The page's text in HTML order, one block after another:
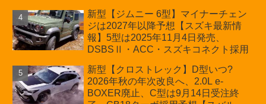
プが争点【スズキ最新情報】特別仕様
車「ZC33S Final Edition」終了
新型【ジムニー 6型】マイナーチェン
ジは2027年以降予想【スズキ最新情
報】5型は2025年11月4日発売、
DSBSⅡ・ACC・スズキコネクト採用
新型【クロストレック】D型いつ?
2026年秋の年次改良へ、2.0L e-
BOXER廃止、C型は9月14日受注終